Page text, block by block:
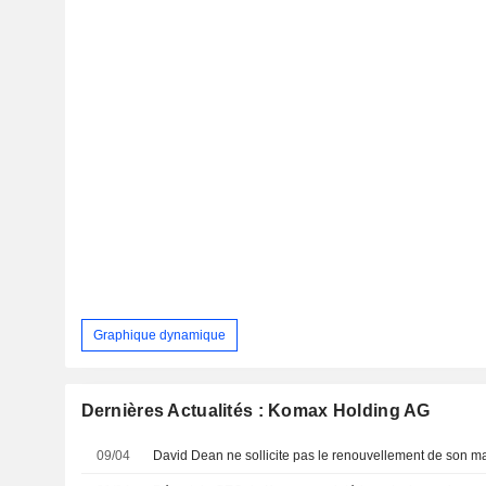
Graphique dynamique
Dernières Actualités : Komax Holding AG
09/04